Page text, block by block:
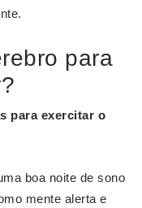
para
para exercitar o
boa noite de sono
mente alerta e